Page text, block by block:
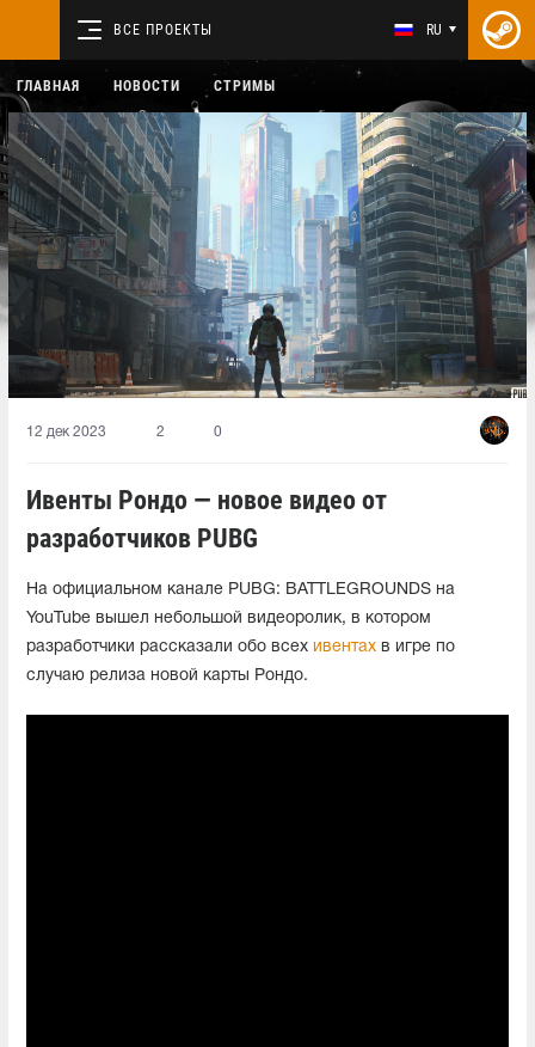
ВСЕ ПРОЕКТЫ RU
ГЛАВНАЯ НОВОСТИ СТРИМЫ
12 дек 2023 2 0
Ивенты Рондо — новое видео от
разработчиков PUBG
На официальном канале PUBG: BATTLEGROUNDS на
YouTube вышел небольшой видеоролик, в котором
разработчики рассказали обо всех ивентах в игре по
случаю релиза новой карты Рондо.